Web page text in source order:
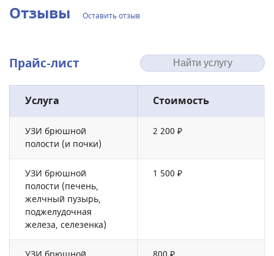
Отзывы Оставить отзыв
Прайс-лист
Услуга Стоимость
УЗИ брюшной
полости (и почки)
2 200 ₽
УЗИ брюшной
полости (печень,
желчный пузырь,
поджелудочная
железа, селезенка)
1 500 ₽